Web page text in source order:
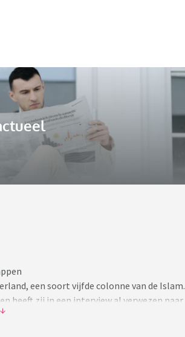
een soort vijfde colonne van de Islam.
heeft zij in een interview al verwezen naar
erger.